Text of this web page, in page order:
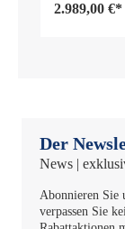
2.989,00 €*
Der
News |
Abonnieren Sie
verpassen Sie